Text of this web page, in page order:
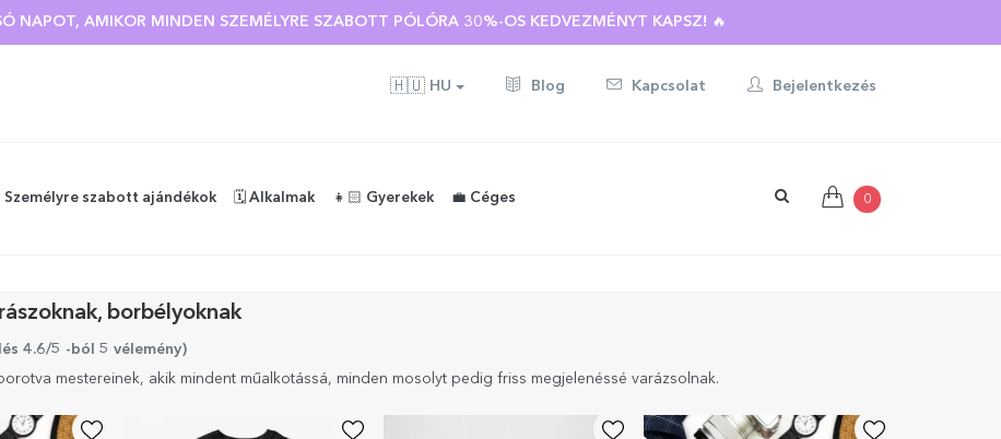
NAPOT, AMIKOR MINDEN SZEMÉLYRE SZABOTT PÓLÓRA 30%-OS KEDVEZMÉNYT KAPSZ! 🔥
🇭🇺 HU Blog Kapcsolat Bejelentkezés
Személyre szabott ajándékok 🗓️ Alkalmak 👧🏻 Gyerekek 💼 Céges 0
borbélyoknak
4.6/5 -ból 5 vélemény)
mestereinek, akik mindent műalkotássá, minden mosolyt pedig friss megjelenéssé varázsolnak.